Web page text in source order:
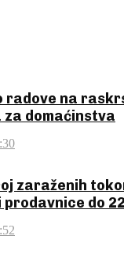
radove na
za domaćinstva
zaraženih
do